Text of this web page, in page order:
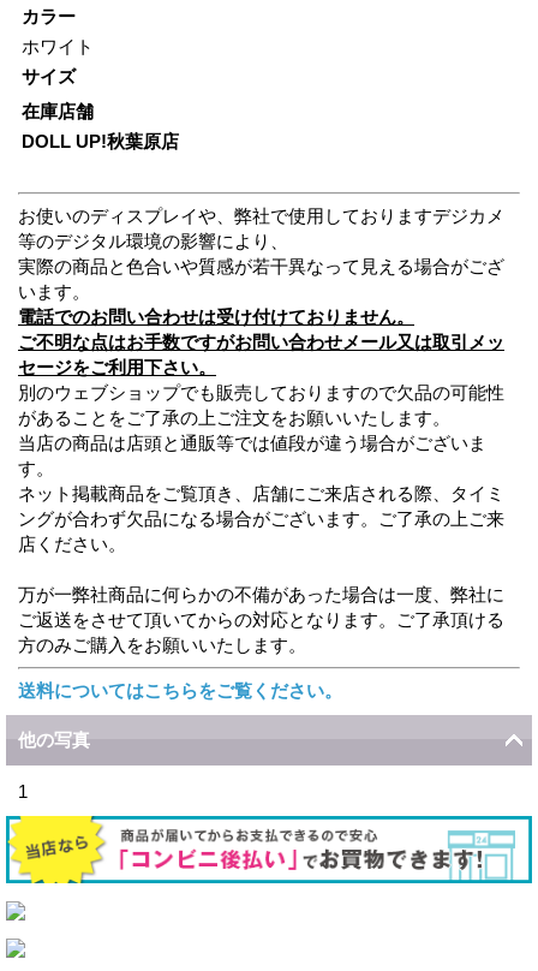
カラー
ホワイト
サイズ
在庫店舗
DOLL UP!秋葉原店
お使いのディスプレイや、弊社で使用しておりますデジカメ
等のデジタル環境の影響により、
実際の商品と色合いや質感が若干異なって見える場合がござ
います。
電話でのお問い合わせは受け付けておりません。
ご不明な点はお手数ですがお問い合わせメール又は取引メッ
セージをご利用下さい。
別のウェブショップでも販売しておりますので欠品の可能性
があることをご了承の上ご注文をお願いいたします。
当店の商品は店頭と通販等では値段が違う場合がございま
す。
ネット掲載商品をご覧頂き、店舗にご来店される際、タイミ
ングが合わず欠品になる場合がございます。ご了承の上ご来
店ください。
万が一弊社商品に何らかの不備があった場合は一度、弊社に
ご返送をさせて頂いてからの対応となります。ご了承頂ける
方のみご購入をお願いいたします。
送料についてはこちらをご覧ください。
他の写真
1